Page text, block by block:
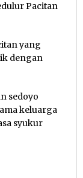
Pacitan
yang
dengan
sedoyo
keluarga
syukur